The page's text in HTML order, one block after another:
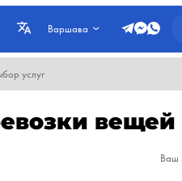
Варшава
услуг
Ваш